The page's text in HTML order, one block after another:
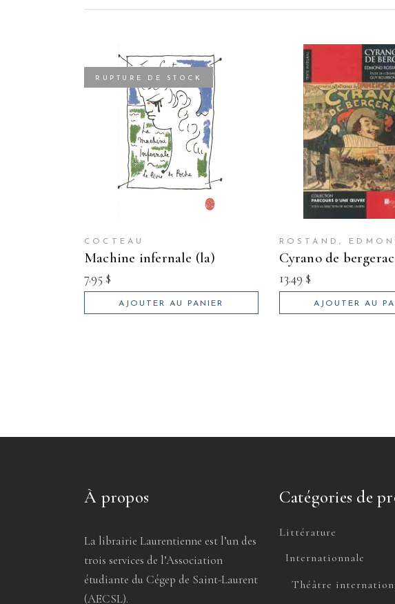
RUPTURE DE STOCK
COCTEAU
machine infernale (la)
7.95 $
AJOUTER AU PANIER
ROSTAND,
cyrano de bergerac
13.49 $
AJOUTER AU
À propos
La librairie Laurentienne est l’un des
trois services de l’Association
étudiante du Cégep de Saint-Laurent
(AECSL).
Catégories de
Littérature
Internationnale
Théâtre